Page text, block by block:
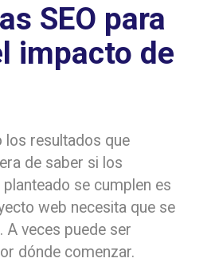
SEO para
impacto de
los resultados que
de saber si los
se cumplen es
web necesita que se
A veces puede ser
dónde comenzar.